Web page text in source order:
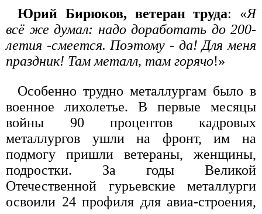
Юрий Бирюков, ветеран труда: «Я
всё же думал: надо доработать до 200-
летия -смеется. Поэтому - да! Для меня
праздник! Там металл, там горячо!»
Особенно трудно металлургам было в
военное лихолетье. В первые месяцы
войны 90 процентов кадровых
металлургов ушли на фронт, им на
подмогу пришли ветераны, женщины,
подростки. За годы Великой
Отечественной гурьевские металлурги
освоили 24 профиля для авиа-строения,